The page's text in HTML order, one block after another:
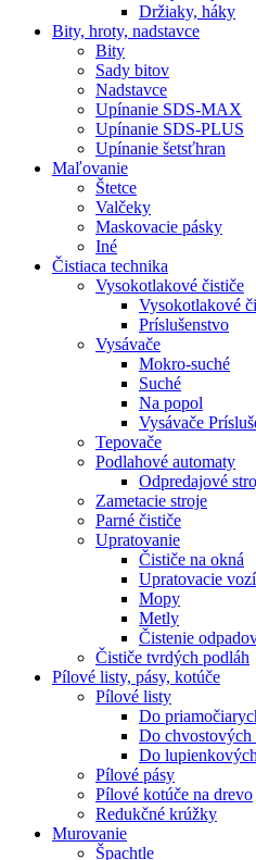
Držiaky, háky
Bity, hroty, nadstavce
Bity
Sady bitov
Nadstavce
Upínanie SDS-MAX
Upínanie SDS-PLUS
Upínanie šetsťhran
Maľovanie
Štetce
Valčeky
Maskovacie pásky
Iné
Čistiaca technika
Vysokotlakové čističe
Vysokotlakové
Príslušenstvo
Vysávače
Mokro-suché
Suché
Na popol
Vysávače
Tepovače
Podlahové automaty
Odpredajové
Zametacie stroje
Parné čističe
Upratovanie
Čističe na okná
Upratovacie
Mopy
Metly
Čistenie
Čističe tvrdých podláh
Pílové listy, pásy, kotúče
Pílové listy
Do
Do chvostových
Do
Pílové pásy
Pílové kotúče na drevo
Redukčné krúžky
Murovanie
Špachtle